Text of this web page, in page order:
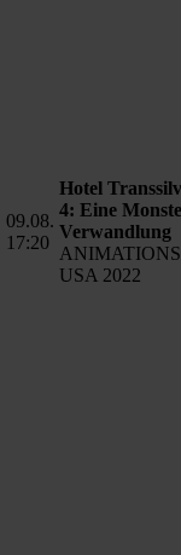
09.08.
17:20
Hotel
4: Eine
Verwandlung
USA 2022